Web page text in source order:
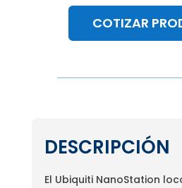
COTIZAR
DESCRIPCIÓN
El Ubiquiti NanoStation